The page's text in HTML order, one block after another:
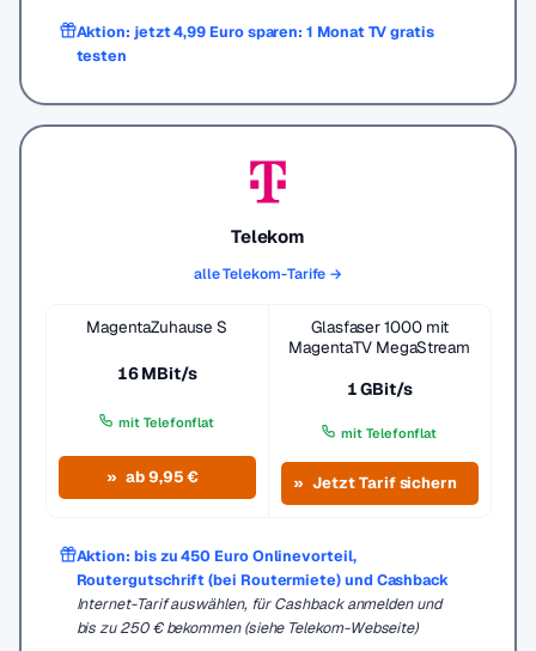
Aktion: jetzt 4,99 Euro sparen: 1 Monat TV gratis
testen
Telekom
alle Telekom-Tarife →
MagentaZuhause S
16 MBit/s
mit Telefonflat
ab 9,95 €
Glasfaser 1000 mit
MagentaTV MegaStream
1 GBit/s
mit Telefonflat
Jetzt Tarif sichern
Aktion: bis zu 450 Euro Onlinevorteil,
Routergutschrift (bei Routermiete) und Cashback
Internet-Tarif auswählen, für Cashback anmelden und
bis zu 250 € bekommen (siehe Telekom-Webseite)